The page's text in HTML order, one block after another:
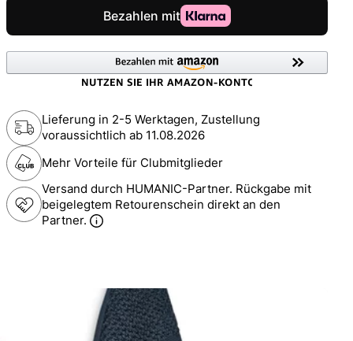
Lieferung in 2-5 Werktagen, Zustellung
voraussichtlich ab 11.08.2026
Mehr Vorteile für Clubmitglieder
Versand durch HUMANIC-Partner. Rückgabe mit
beigelegtem Retourenschein direkt an den
Partner.